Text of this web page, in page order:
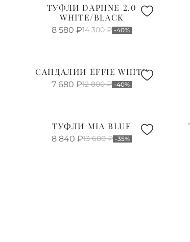
ТУФЛИ DAPHNE 2.0
WHITE/BLACK
8 580 ₽14 300 ₽ -40%
САНДАЛИИ EFFIE WHITE
7 680 ₽12 800 ₽ -40%
ТУФЛИ MIA BLUE
8 840 ₽13 600 ₽ -35%